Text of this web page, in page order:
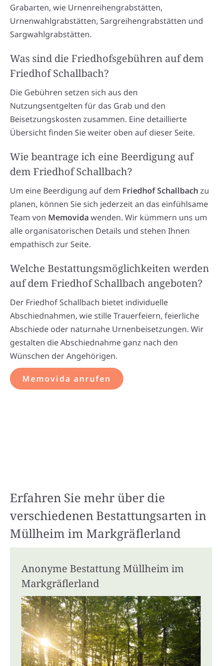
Grabarten, wie Urnenreihengrabstätten,
Urnenwahlgrabstätten, Sargreihengrabstätten und
Sargwahlgrabstätten.
Was sind die Friedhofsgebühren auf dem
Friedhof Schallbach?
Die Gebühren setzen sich aus den
Nutzungsentgelten für das Grab und den
Beisetzungskosten zusammen. Eine detaillierte
Übersicht finden Sie weiter oben auf dieser Seite.
Wie beantrage ich eine Beerdigung auf
dem Friedhof Schallbach?
Um eine Beerdigung auf dem Friedhof Schallbach zu
planen, können Sie sich jederzeit an das einfühlsame
Team von Memovidawenden. Wir kümmern uns um
alle organisatorischen Details und stehen Ihnen
empathisch zur Seite.
Welche Bestattungsmöglichkeiten werden
auf dem Friedhof Schallbach angeboten?
Der Friedhof Schallbach bietet individuelle
Abschiednahmen, wie stille Trauerfeiern, feierliche
Abschiede oder naturnahe Urnenbeisetzungen. Wir
gestalten die Abschiednahme ganz nach den
Wünschen der Angehörigen.
Memovida anrufen
Erfahren Sie mehr über die
verschiedenen Bestattungsarten in
Müllheim im Markgräflerland
Anonyme Bestattung Müllheim im
Markgräflerland